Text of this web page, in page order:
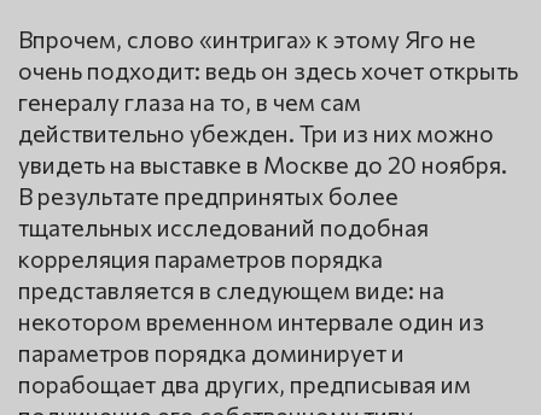
Впрочем, слово «интрига» к этому Яго не
очень подходит: ведь он здесь хочет открыть
генералу глаза на то, в чем сам
действительно убежден. Три из них можно
увидеть на выставке в Москве до 20 ноября.
В результате предпринятых более
тщательных исследований подобная
корреляция параметров порядка
представляется в следующем виде: на
некотором временном интервале один из
параметров порядка доминирует и
порабощает два других, предписывая им